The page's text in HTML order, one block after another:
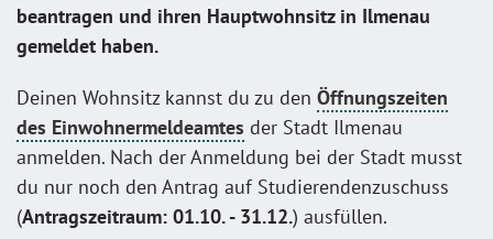
beantragen und ihren Hauptwohnsitz in Ilmenau
gemeldet haben.
Deinen Wohnsitz kannst du zu den Öffnungszeiten
des Einwohnermeldeamtes der Stadt Ilmenau
anmelden. Nach der Anmeldung bei der Stadt musst
du nur noch den Antrag auf Studierendenzuschuss
(Antragszeitraum: 01.10. - 31.12.) ausfüllen.